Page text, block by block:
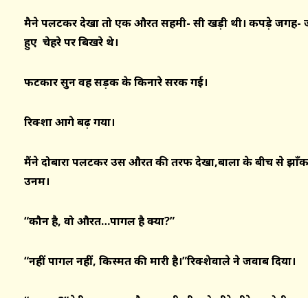
मैने पलटकर देखा तो एक औरत सहमी- सी खड़ी थी। कपड़े
हुए चेहरे पर बिखरे थे।
फटकार सुन वह सड़क के किनारे सरक गई।
रिक्शा आगे बढ़ गया।
मैंने दोबारा पलटकर उस औरत की तरफ देखा,बालों के बीच से
उनमें।
“कौन है, वो औरत…पागल है क्या?”
“नहीं पागल नहीं, किस्मत की मारी है।”रिक्शेवाले ने जवाब दिया।